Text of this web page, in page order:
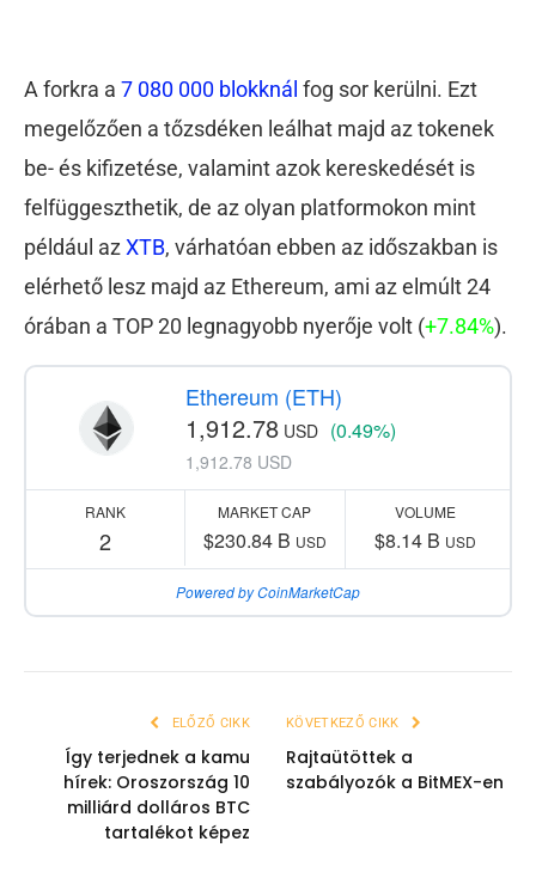
A forkra a 7 080 000 blokknál fog sor kerülni. Ezt
megelőzően a tőzsdéken leálhat majd az tokenek
be- és kifizetése, valamint azok kereskedését is
felfüggeszthetik, de az olyan platformokon mint
például az XTB, várhatóan ebben az időszakban is
elérhető lesz majd az Ethereum, ami az elmúlt 24
órában a TOP 20 legnagyobb nyerője volt (+7.84%).
Ethereum (ETH)
1,912.78 USD (0.49%)
1,912.78 USD
RANK
2
MARKET CAP
$230.84 B USD
VOLUME
$8.14 B USD
Powered by CoinMarketCap
ELŐZŐ CIKK
Így terjednek a kamu
hírek: Oroszország 10
milliárd dolláros BTC
tartalékot képez
KÖVETKEZŐ CIKK
Rajtaütöttek a
szabályozók a BitMEX-en